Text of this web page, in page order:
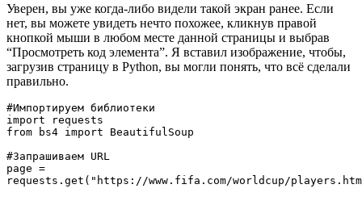
Уверен, вы уже когда-либо видели такой экран ранее. Если
нет, вы можете увидеть нечто похожее, кликнув правой
кнопкой мыши в любом месте данной страницы и выбрав
“Просмотреть код элемента”. Я вставил изображение, чтобы,
загрузив страницу в Python, вы могли понять, что всё сделали
правильно.
#Импортируем библиотеки
import requests
from bs4 import BeautifulSoup
#Запрашиваем URL
page =
requests.get("https://www.fifa.com/worldcup/